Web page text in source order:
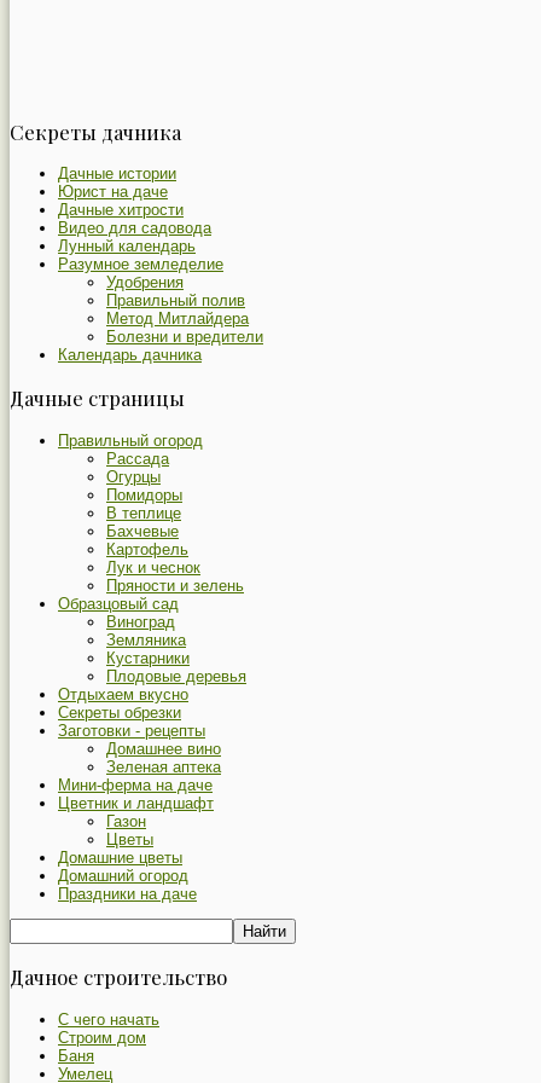
Секреты дачника
Дачные истории
Юрист на даче
Дачные хитрости
Видео для садовода
Лунный календарь
Разумное земледелие
Удобрения
Правильный полив
Метод Митлайдера
Болезни и вредители
Календарь дачника
Дачные страницы
Правильный огород
Рассада
Огурцы
Помидоры
В теплице
Бахчевые
Картофель
Лук и чеснок
Пряности и зелень
Образцовый сад
Виноград
Земляника
Кустарники
Плодовые деревья
Отдыхаем вкусно
Секреты обрезки
Заготовки - рецепты
Домашнее вино
Зеленая аптека
Мини-ферма на даче
Цветник и ландшафт
Газон
Цветы
Домашние цветы
Домашний огород
Праздники на даче
Дачное строительство
С чего начать
Строим дом
Баня
Умелец